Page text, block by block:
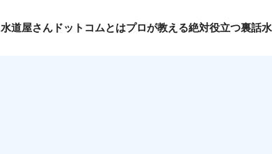
水道屋さんドットコムとはプロが教える絶対役立つ裏話